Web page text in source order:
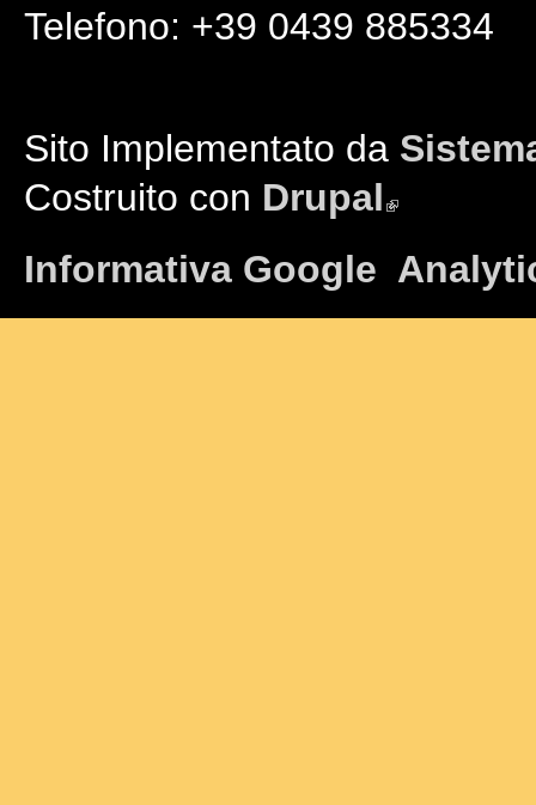
Telefono: +39 0439 885334
Sito Implementato da
Costruito con Drupal
Informativa Google